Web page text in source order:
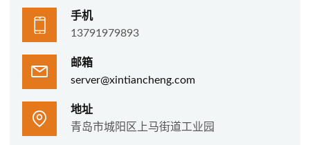
手机
13791979893
邮箱
server@xintiancheng.com
地址
青岛市城阳区上马街道工业园